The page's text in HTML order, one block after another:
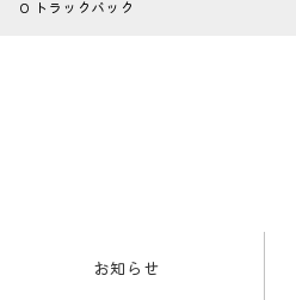
0 トラックバック
お知らせ